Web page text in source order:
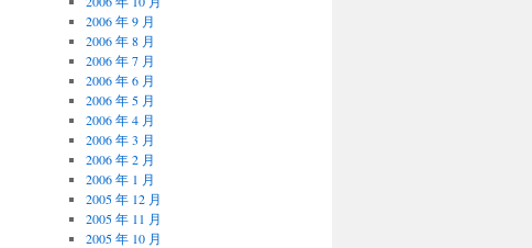
2006 年 9 月
2006 年 8 月
2006 年 7 月
2006 年 6 月
2006 年 5 月
2006 年 4 月
2006 年 3 月
2006 年 2 月
2006 年 1 月
2005 年 12 月
2005 年 11 月
2005 年 10 月